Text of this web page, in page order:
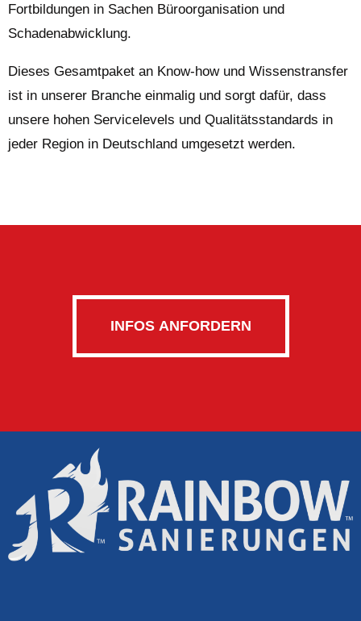
Fortbildungen in Sachen Büroorganisation und
Schadenabwicklung.
Dieses Gesamtpaket an Know-how und Wissenstransfer
ist in unserer Branche einmalig und sorgt dafür, dass
unsere hohen Servicelevels und Qualitätsstandards in
jeder Region in Deutschland umgesetzt werden.
INFOS ANFORDERN